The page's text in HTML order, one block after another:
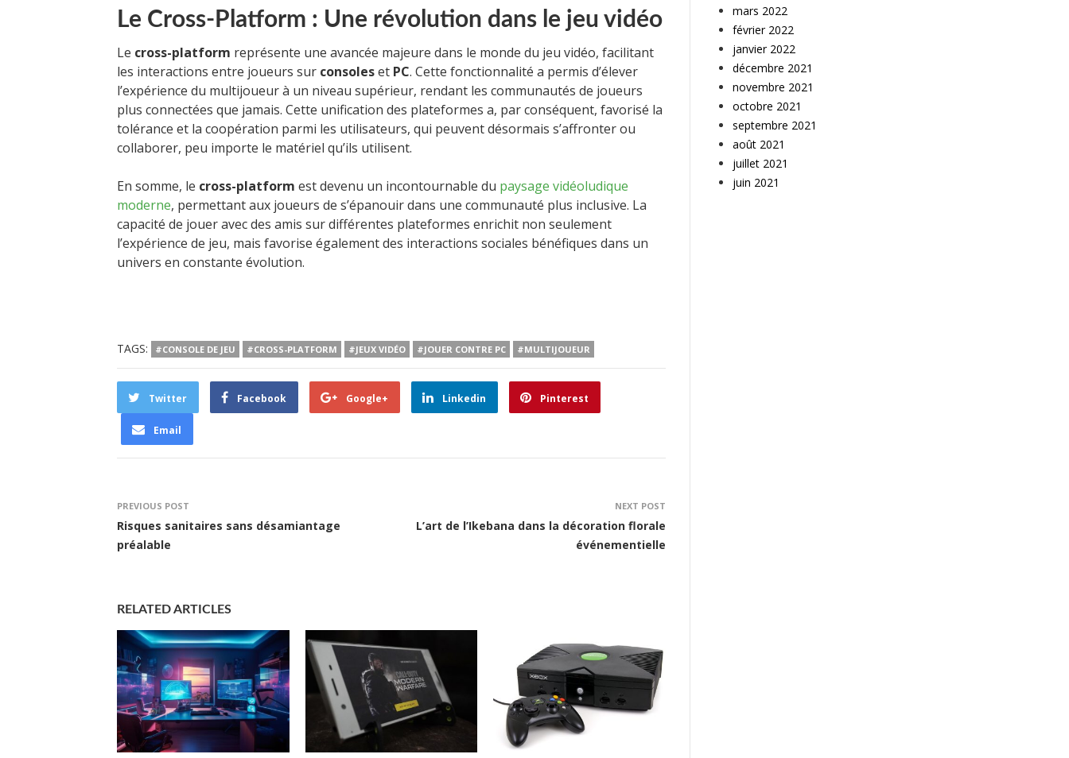
Le Cross-Platform : Une révolution dans le jeu vidéo
Le cross-platform représente une avancée majeure dans le monde du jeu vidéo, facilitant
les interactions entre joueurs sur consoleset PC. Cette fonctionnalité a permis d’élever
l’expérience du multijoueur à un niveau supérieur, rendant les communautés de joueurs
plus connectées que jamais. Cette unification des plateformes a, par conséquent, favorisé la
tolérance et la coopération parmi les utilisateurs, qui peuvent désormais s’affronter ou
collaborer, peu importe le matériel qu’ils utilisent.
En somme, le cross-platform est devenu un incontournable du paysage vidéoludique
moderne, permettant aux joueurs de s’épanouir dans une communauté plus inclusive. La
capacité de jouer avec des amis sur différentes plateformes enrichit non seulement
l’expérience de jeu, mais favorise également des interactions sociales bénéfiques dans un
univers en constante évolution.
TAGS: #CONSOLE DE JEU #CROSS-PLATFORM #JEUX VIDÉO #JOUER CONTRE PC #MULTIJOUEUR
Twitter Facebook Google+ Linkedin Pinterest
Email
PREVIOUS POST
Risques sanitaires sans désamiantage
préalable
NEXT POST
L’art de l’Ikebana dans la décoration florale
événementielle
RELATED ARTICLES
mars 2022
février 2022
janvier 2022
décembre 2021
novembre 2021
octobre 2021
septembre 2021
août 2021
juillet 2021
juin 2021